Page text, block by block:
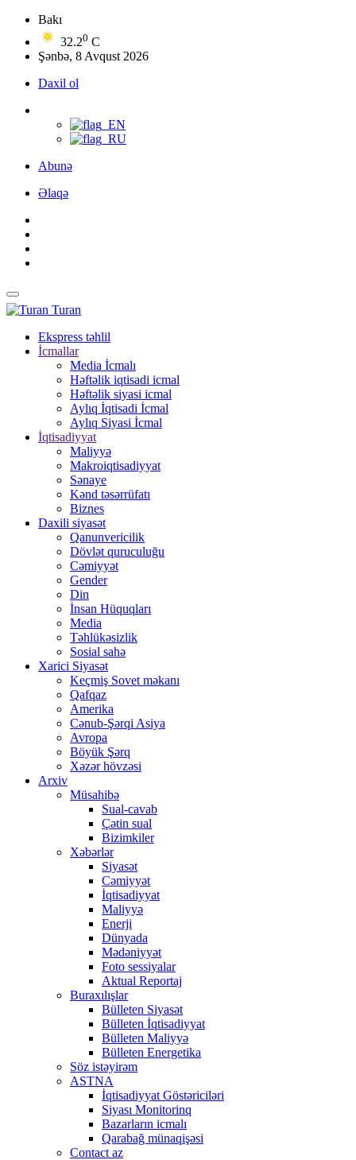
Bakı
32.20 C
Şənbə, 8 Avqust 2026
Daxil ol
Abunə
Əlaqə
Turan
Ekspress təhlil
İcmallar
Media İcmalı
Həftəlik iqtisadi icmal
Həftəlik siyasi icmal
Aylıq İqtisadi İcmal
Aylıq Siyasi İcmal
İqtisadiyyat
Maliyyə
Makroiqtisadiyyat
Sənaye
Kənd təsərrüfatı
Biznes
Daxili siyasət
Qanunvericilik
Dövlət quruculuğu
Cəmiyyət
Gender
Din
İnsan Hüquqları
Media
Təhlükəsizlik
Sosial sahə
Xarici Siyasət
Keçmiş Sovet məkanı
Qafqaz
Amerika
Cənub-Şərqi Asiya
Avropa
Böyük Şərq
Xəzər hövzəsi
Arxiv
Müsahibə
Sual-cavab
Çətin sual
Bizimkiler
Xəbərlər
Siyasət
Cəmiyyət
İqtisadiyyat
Maliyyə
Enerji
Dünyada
Mədəniyyət
Foto sessiyalar
Aktual Reportaj
Buraxılışlar
Bülleten Siyasət
Bülleten İqtisadiyyat
Bülleten Maliyyə
Bülleten Energetika
Söz istəyirəm
ASTNA
İqtisadiyyat Göstəriciləri
Siyası Monitorinq
Bazarların icmalı
Qarabağ münaqişəsi
Contact az